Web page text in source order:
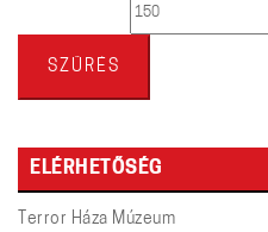
Min
SZŰRÉS
ELÉRHETŐSÉG
Terror Háza Múzeum